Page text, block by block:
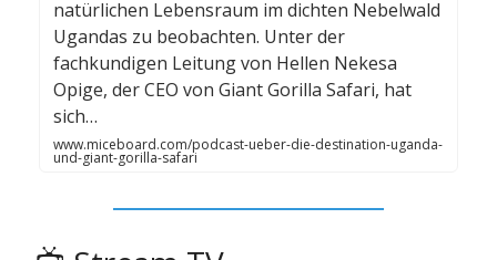
natürlichen Lebensraum im dichten Nebelwald
Ugandas zu beobachten. Unter der
fachkundigen Leitung von Hellen Nekesa
Opige, der CEO von Giant Gorilla Safari, hat
sich…
www.miceboard.com/podcast-ueber-die-destination-uganda-
und-giant-gorilla-safari